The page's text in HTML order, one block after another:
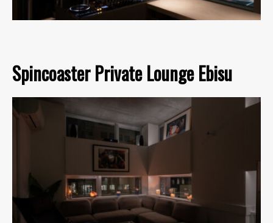
Spincoaster Private Lounge Ebisu